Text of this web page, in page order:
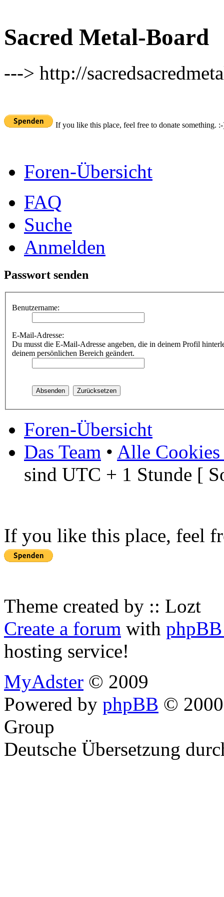
Sacred Metal-Board
---> http://
If you like this place, feel free to donate something.
Foren-Übersicht
FAQ
Suche
Anmelden
Passwort senden
Benutzername:
E-Mail-Adresse:
Du musst die E-Mail-Adresse angeben, die in deinem Profil
deinem persönlichen Bereich geändert.
Foren-Übersicht
Das Team • Alle Cookies
sind UTC + 1 Stunde [
If you like this place, feel
Theme created by :: Lozt
Create a forum with
hosting service!
MyAdster © 2009
Powered by phpBB ©
Group
Deutsche Übersetzung